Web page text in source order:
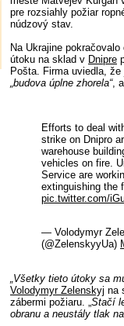
pre rozsiahly požiar
núdzový stav.
Na Ukrajine
útoku na sklad v Dnipre
Pošta. Firma uviedla,
„budova úplne zhorela“,
Efforts to deal
strike on Dnipro
warehouse
vehicles on fire.
Service are
extinguishing the
pic.twitter.com/
— Volodymyr
(@ZelenskyyUa)
„Všetky tieto útoky sa
Volodymyr Zelenskyj na
zábermi požiaru. „ Stačí
obranu a neustály tlak